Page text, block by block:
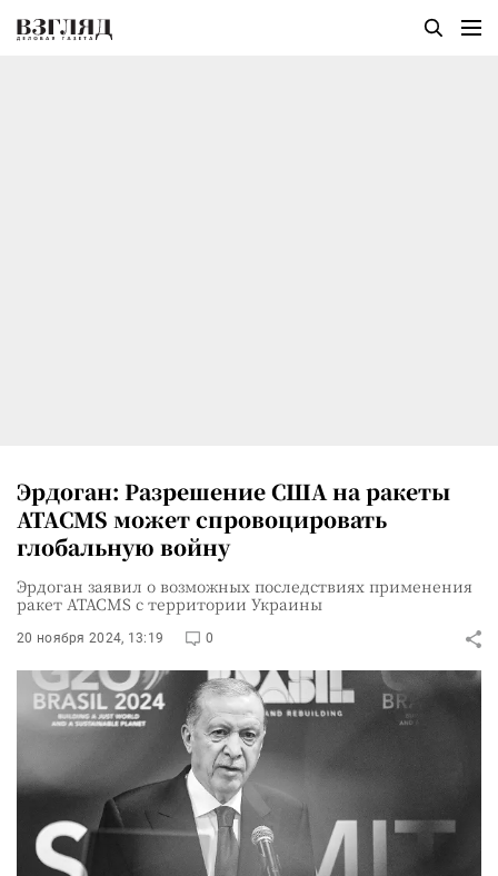
Эрдоган: Разрешение США на ракеты
ATACMS может спровоцировать
глобальную войну
Эрдоган заявил о возможных последствиях применения
ракет ATACMS с территории Украины
20 ноября 2024, 13:19 0